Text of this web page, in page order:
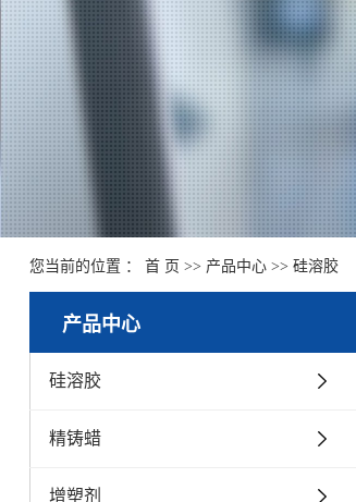
您当前的位置 ： 首 页 >> 产品中心>> 硅溶胶
产品中心
硅溶胶
精铸蜡
增塑剂